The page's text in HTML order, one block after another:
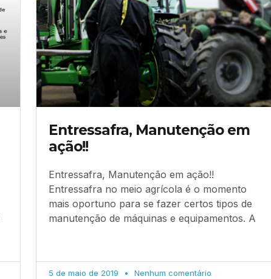
Entressafra, Manutenção em
ação!!
Entressafra, Manutenção em ação!!
Entressafra no meio agrícola é o momento
mais oportuno para se fazer certos tipos de
manutenção de máquinas e equipamentos. A
5 de maio de 2019 Nenhum comentário